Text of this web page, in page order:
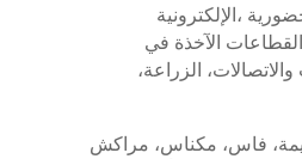
،الإلكترونية
القطاعات الآخذة في
الزراعة،
فاس، مكناس، مراكش